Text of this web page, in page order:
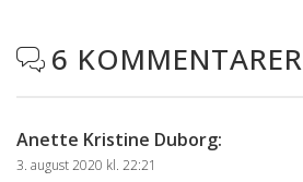
 6 KOMMENTARER
Anette Kristine Duborg:
3. august 2020 kl. 22:21